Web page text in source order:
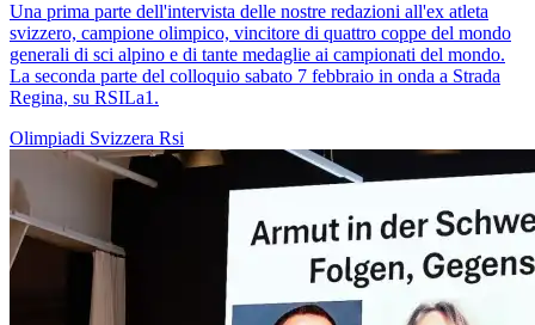
Una prima parte dell'intervista delle nostre redazioni all'ex atleta
svizzero, campione olimpico, vincitore di quattro coppe del mondo
generali di sci alpino e di tante medaglie ai campionati del mondo.
La seconda parte del colloquio sabato 7 febbraio in onda a Strada
Regina, su RSILa1.
Olimpiadi Svizzera Rsi